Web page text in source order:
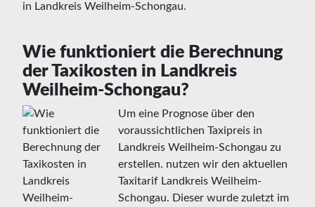
in Landkreis Weilheim-Schongau.
Wie funktioniert die Berechnung
der Taxikosten in Landkreis
Weilheim-Schongau?
Um eine Prognose über den
voraussichtlichen Taxipreis in
Landkreis Weilheim-Schongau zu
erstellen. nutzen wir den aktuellen
Taxitarif Landkreis Weilheim-
Schongau. Dieser wurde zuletzt im